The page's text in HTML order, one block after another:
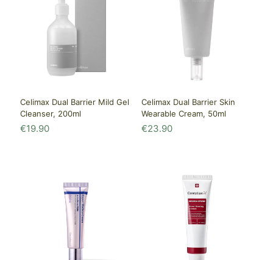
Celimax Dual Barrier Mild Gel
Cleanser, 200ml
€19.90
Celimax Dual Barrier Skin
Wearable Cream, 50ml
€23.90